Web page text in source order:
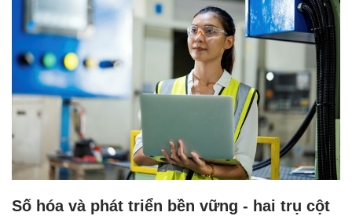
Số hóa và phát triển bền vững - hai trụ cột